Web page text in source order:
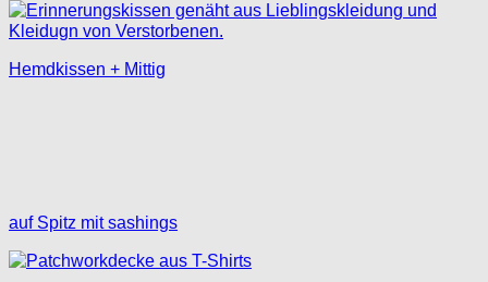
Hemdkissen + Mittig
auf Spitz mit sashings